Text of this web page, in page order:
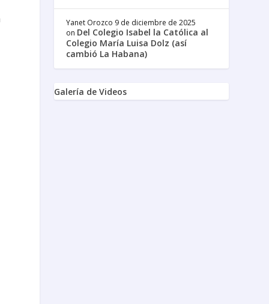
Yanet Orozco 9 de diciembre de 2025
on Del Colegio Isabel la Católica al
Colegio María Luisa Dolz (así
cambió La Habana)
Galería de Videos